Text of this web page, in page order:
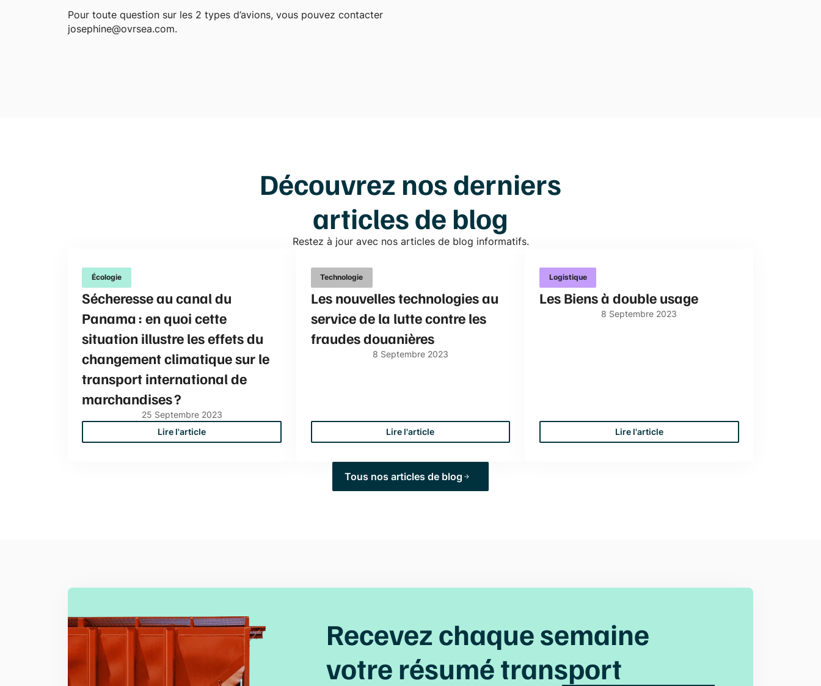
Pour toute question sur les 2 types d’avions, vous pouvez contacter
josephine@ovrsea.com.
Découvrez nos derniers
articles de blog
Restez à jour avec nos articles de blog informatifs.
Écologie
Sécheresse au canal du
Panama : en quoi cette
situation illustre les effets du
changement climatique sur le
transport international de
marchandises ?
25 Septembre 2023
Lire l'article
Technologie
Les nouvelles technologies au
service de la lutte contre les
fraudes douanières
8 Septembre 2023
Lire l'article
Logistique
Les Biens à double usage
8 Septembre 2023
Lire l'article
Tous nos articles de blog
Recevez chaque semaine
votre résumé transport